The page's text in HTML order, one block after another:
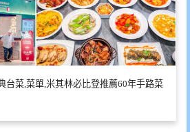
台菜,菜單,米其林必比登推薦60年手路菜